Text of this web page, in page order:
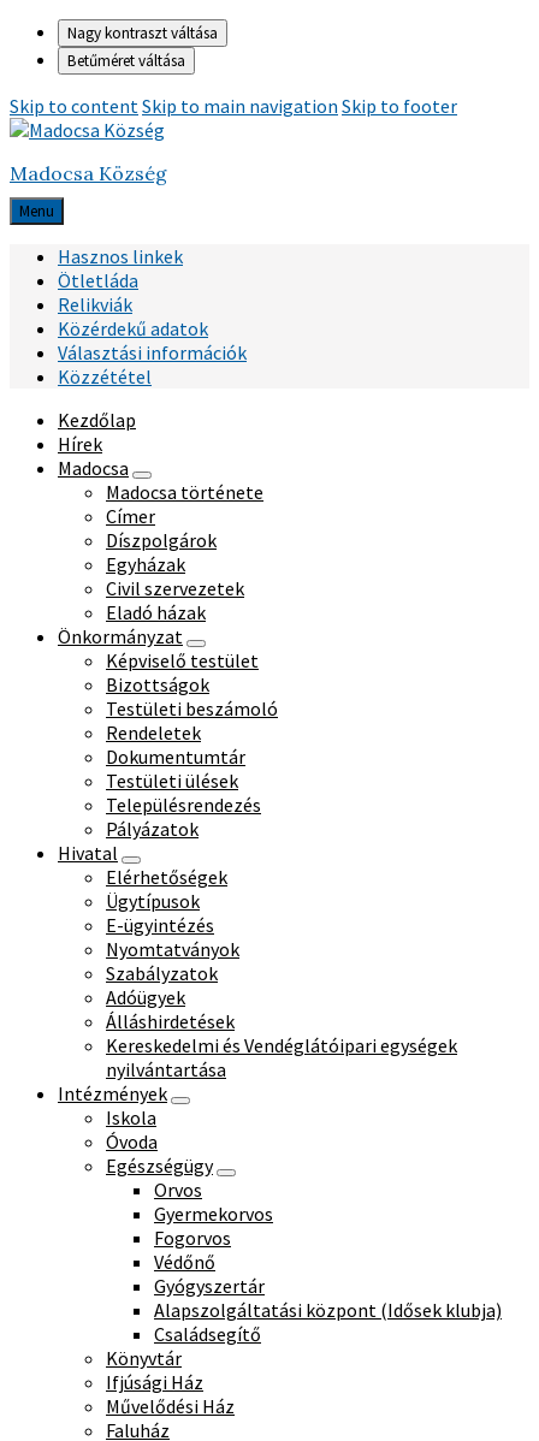
Nagy kontraszt váltása
Betűméret váltása
Skip to contentSkip to main navigation Skip to footer
Madocsa Község
Menu
Hasznos linkek
Ötletláda
Relikviák
Közérdekű adatok
Választási információk
Közzététel
Kezdőlap
Hírek
Madocsa
Madocsa története
Címer
Díszpolgárok
Egyházak
Civil szervezetek
Eladó házak
Önkormányzat
Képviselő testület
Bizottságok
Testületi beszámoló
Rendeletek
Dokumentumtár
Testületi ülések
Településrendezés
Pályázatok
Hivatal
Elérhetőségek
Ügytípusok
E-ügyintézés
Nyomtatványok
Szabályzatok
Adóügyek
Álláshirdetések
Kereskedelmi és Vendéglátóipari egységek
nyilvántartása
Intézmények
Iskola
Óvoda
Egészségügy
Orvos
Gyermekorvos
Fogorvos
Védőnő
Gyógyszertár
Alapszolgáltatási központ (Idősek klubja)
Családsegítő
Könyvtár
Ifjúsági Ház
Művelődési Ház
Faluház